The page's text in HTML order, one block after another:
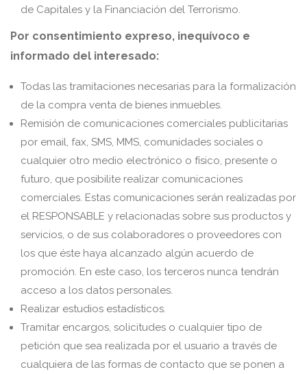
de Capitales y la Financiación del Terrorismo.
Por consentimiento expreso, inequívoco e
informado del interesado:
Todas las tramitaciones necesarias para la formalización
de la compra venta de bienes inmuebles.
Remisión de comunicaciones comerciales publicitarias
por email, fax, SMS, MMS, comunidades sociales o
cualquier otro medio electrónico o físico, presente o
futuro, que posibilite realizar comunicaciones
comerciales. Estas comunicaciones serán realizadas por
el RESPONSABLE y relacionadas sobre sus productos y
servicios, o de sus colaboradores o proveedores con
los que éste haya alcanzado algún acuerdo de
promoción. En este caso, los terceros nunca tendrán
acceso a los datos personales.
Realizar estudios estadísticos.
Tramitar encargos, solicitudes o cualquier tipo de
petición que sea realizada por el usuario a través de
cualquiera de las formas de contacto que se ponen a